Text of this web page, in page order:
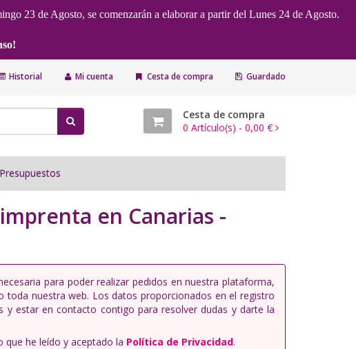
23 de Agosto, se comenzarán a elaborar a partir del Lunes 24 de Agosto.
Historial Mi cuenta Cesta de compra Guardado
Cesta de compra
0 Artículo(s) - 0,00 €
Presupuestos
en Canarias -
para poder realizar pedidos en nuestra plataforma,
toda nuestra web. Los datos proporcionados en el registro
estar en contacto contigo para resolver dudas y darte la
he leído y aceptado la Política de Privacidad.